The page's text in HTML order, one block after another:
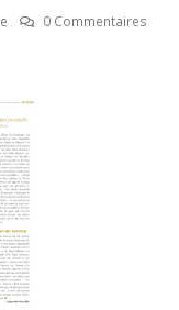
0 Commentaires